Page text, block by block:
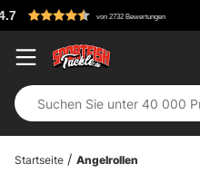
Startseite Angelrollen